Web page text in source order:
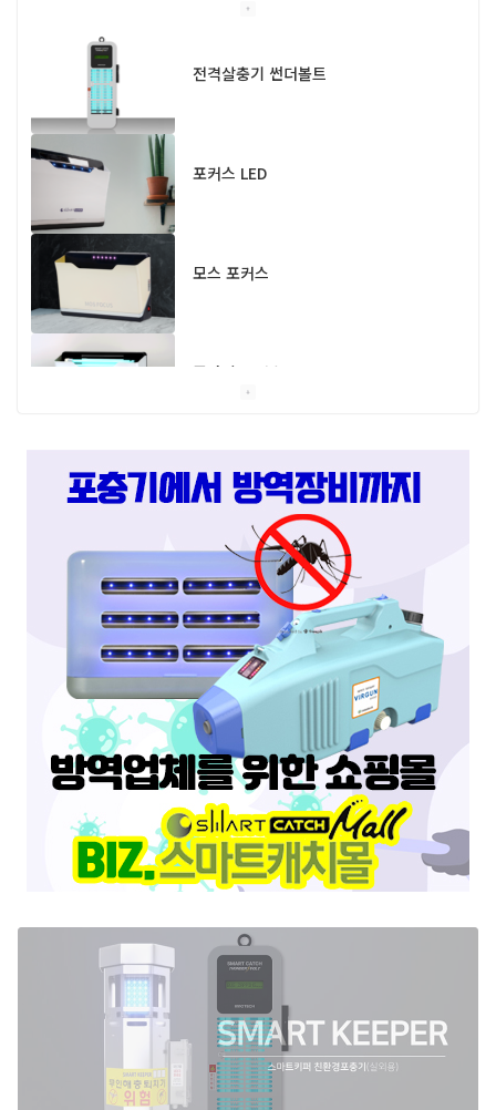
전격살충기 썬더볼트
포커스 LED
모스 포커스
플라이 포커스
스마트캐치
스마트키퍼 UV LED 고급형